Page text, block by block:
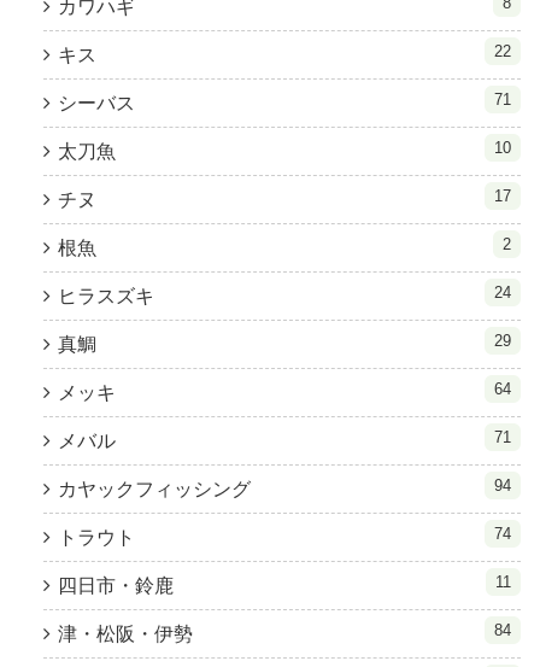
カワハギ
キス 22
シーバス 71
太刀魚 10
チヌ 17
根魚 2
ヒラスズキ 24
真鯛 29
メッキ 64
メバル 71
カヤックフィッシング 94
トラウト 74
四日市・鈴鹿 11
津・松阪・伊勢 84